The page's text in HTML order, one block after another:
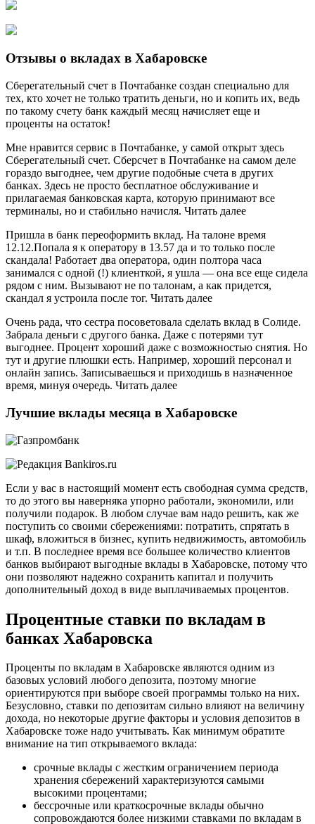
Отзывы о вкладах в Хабаровске
Сберегательный счет в Почтабанке создан специально для
тех, кто хочет не только тратить деньги, но и копить их, ведь
по такому счету банк каждый месяц начисляет еще и
проценты на остаток!
Мне нравится сервис в Почтабанке, у самой открыт здесь
Сберегательный счет. Сберсчет в Почтабанке на самом деле
гораздо выгоднее, чем другие подобные счета в других
банках. Здесь не просто бесплатное обслуживание и
прилагаемая банковская карта, которую принимают все
терминалы, но и стабильно начисля. Читать далее
Пришла в банк переоформить вклад. На талоне время
12.12.Попала я к оператору в 13.57 да и то только после
скандала! Работает два оператора, один полтора часа
занимался с одной (!) клиенткой, я ушла — она все еще сидела
рядом с ним. Вызывают не по талонам, а как придется,
скандал я устроила после тог. Читать далее
Очень рада, что сестра посоветовала сделать вклад в Солиде.
Забрала деньги с другого банка. Даже с потерями тут
выгоднее. Процент хороший даже с возможностью снятия. Но
тут и другие плюшки есть. Например, хороший персонал и
онлайн запись. Записываешься и приходишь в назначенное
время, минуя очередь. Читать далее
Лучшие вклады месяца в Хабаровске
Если у вас в настоящий момент есть свободная сумма средств,
то до этого вы наверняка упорно работали, экономили, или
получили подарок. В любом случае вам надо решить, как же
поступить со своими сбережениями: потратить, спрятать в
шкаф, вложиться в бизнес, купить недвижимость, автомобиль
и т.п. В последнее время все большее количество клиентов
банков выбирают выгодные вклады в Хабаровске, потому что
они позволяют надежно сохранить капитал и получить
дополнительный доход в виде выплачиваемых процентов.
Процентные ставки по вкладам в
банках Хабаровска
Проценты по вкладам в Хабаровске являются одним из
базовых условий любого депозита, поэтому многие
ориентируются при выборе своей программы только на них.
Безусловно, ставки по депозитам сильно влияют на величину
дохода, но некоторые другие факторы и условия депозитов в
Хабаровске тоже надо учитывать. Как минимум обратите
внимание на тип открываемого вклада:
срочные вклады с жестким ограничением периода
хранения сбережений характеризуются самыми
высокими процентами;
бессрочные или краткосрочные вклады обычно
сопровождаются более низкими ставками по вкладам в